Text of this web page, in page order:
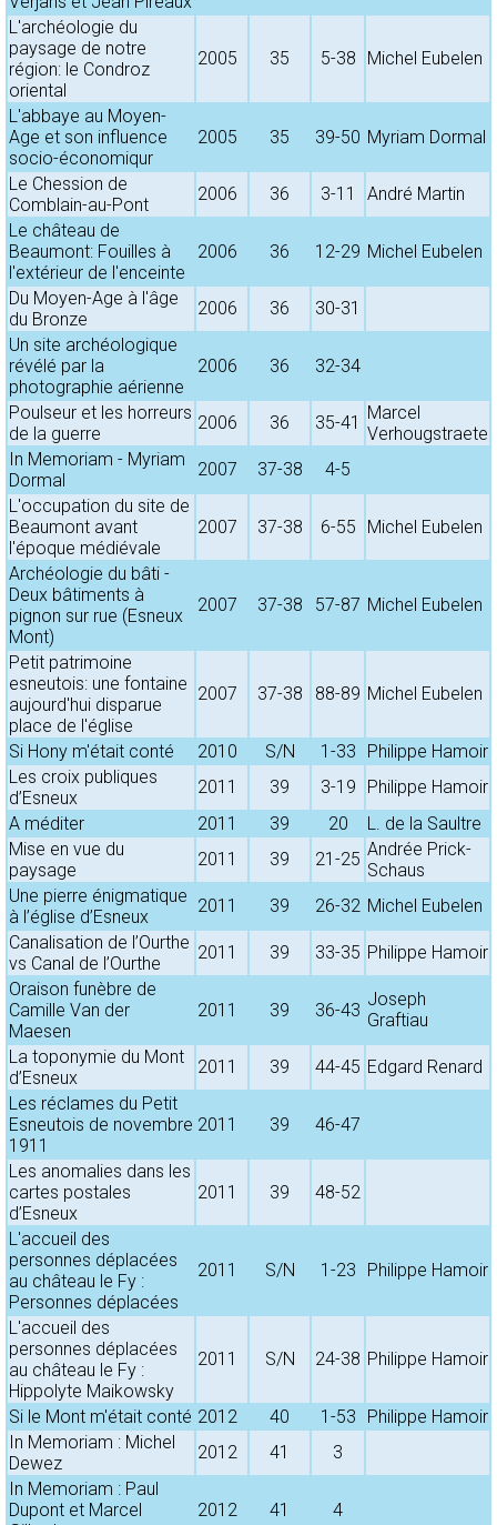
L'archéologie du
paysage de notre
région: le Condroz
oriental
2005 35 5-38 Michel Eubelen
L'abbaye au Moyen-
Age et son influence
socio-économiqur
2005 35 39-50 Myriam Dormal
Le Chession de
Comblain-au-Pont
2006 36 3-11
André Martin
Le château de
Beaumont: Fouilles à
l'extérieur de l'enceinte
2006 36 12-29 Michel Eubelen
Du Moyen-Age à l'âge
du Bronze
2006 36
30-31
Un site archéologique
révélé par la
photographie aérienne
2006 36 32-34
Poulseur et les horreurs
de la guerre
2006 36 35-41 Marcel
Verhougstraete
In Memoriam - Myriam
Dormal
2007 37-38
4-5
L'occupation du site de
Beaumont avant
l'époque médiévale
2007 37-38 6-55 Michel Eubelen
Archéologie du bâti -
Deux bâtiments à
pignon sur rue (Esneux
Mont)
2007 37-38 57-87 Michel Eubelen
Petit patrimoine
esneutois: une fontaine
aujourd'hui disparue
place de l'église
2007 37-38 88-89 Michel Eubelen
Si Hony m'était conté 2010 S/N 1-33
Philippe Hamoir
Les croix publiques
d’Esneux
2011 39 3-19
Philippe Hamoir
A méditer
2011 39 20
L. de la Saultre
Mise en vue du
paysage
2011 39 21-25 Andrée Prick-
Schaus
Une pierre énigmatique
à l’église d’Esneux
2011 39 26-32 Michel Eubelen
Canalisation de l’Ourthe
vs Canal de l’Ourthe
2011 39 33-35 Philippe Hamoir
Oraison funèbre de
Camille Van der
Maesen
2011 39 36-43
Joseph
Graftiau
La toponymie du Mont
d’Esneux
2011 39 44-45 Edgard Renard
Les réclames du Petit
Esneutois de novembre
1911
2011 39 46-47
Les anomalies dans les
cartes postales
d’Esneux
2011 39 48-52
L'accueil des
personnes déplacées
au château le Fy :
Personnes déplacées
2011 S/N 1-23 Philippe Hamoir
L'accueil des
personnes déplacées
au château le Fy :
Hippolyte Maikowsky
2011 S/N 24-38 Philippe Hamoir
Si le Mont m'était conté 2012 40 1-53
Philippe Hamoir
In Memoriam : Michel
Dewez
2012 41
3
In Memoriam : Paul
Dupont et Marcel
2012 41 4